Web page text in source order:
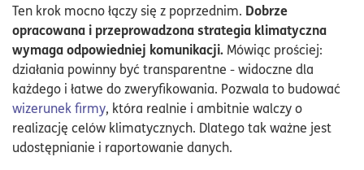
Ten krok mocno łączy się z poprzednim. Dobrze
opracowana i przeprowadzona strategia klimatyczna
wymaga odpowiedniej komunikacji. Mówiąc prościej:
działania powinny być transparentne - widoczne dla
każdego i łatwe do zweryfikowania. Pozwala to budować
wizerunek firmy, która realnie i ambitnie walczy o
realizację celów klimatycznych. Dlatego tak ważne jest
udostępnianie i raportowanie danych.